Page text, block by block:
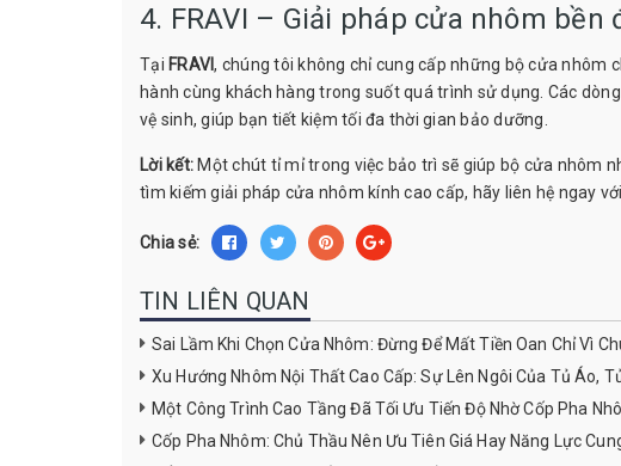
4. FRAVI – Giải pháp cửa nhôm bền
Tại FRAVI, chúng tôi không chỉ cung cấp những bộ cửa nhôm
hành cùng khách hàng trong suốt quá trình sử dụng. Các
vệ sinh, giúp bạn tiết kiệm tối đa thời gian bảo dưỡng.
Lời kết: Một chút tỉ mỉ trong việc bảo trì sẽ giúp bộ cửa nhôm
tìm kiếm giải pháp cửa nhôm kính cao cấp, hãy liên hệ ngay với
Chia sẻ:
TIN LIÊN QUAN
Sai Lầm Khi Chọn Cửa Nhôm: Đừng Để Mất Tiền Oan Chỉ Vì
Xu Hướng Nhôm Nội Thất Cao Cấp: Sự Lên Ngôi Của Tủ Áo,
Một Công Trình Cao Tầng Đã Tối Ưu Tiến Độ Nhờ Cốp Pha
Cốp Pha Nhôm: Chủ Thầu Nên Ưu Tiên Giá Hay Năng Lực